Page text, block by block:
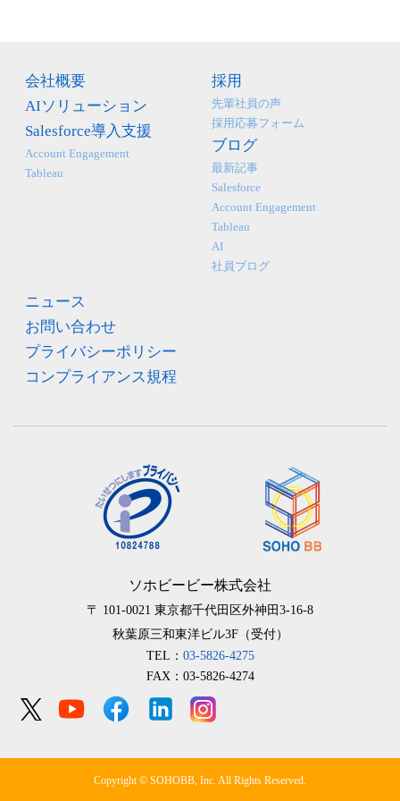
会社概要
AIソリューション
Salesforce導入支援
Account Engagement
Tableau
採用
先輩社員の声
採用応募フォーム
ブログ
最新記事
Salesforce
Account Engagement
Tableau
AI
社員ブログ
ニュース
お問い合わせ
プライバシーポリシー
コンプライアンス規程
ソホビービー株式会社
〒 101-0021 東京都千代田区外神田3-16-8
秋葉原三和東洋ビル3F（受付）
TEL： 03-5826-4275
FAX：03-5826-4274
Copyright © SOHOBB, Inc. All Rights Reserved.